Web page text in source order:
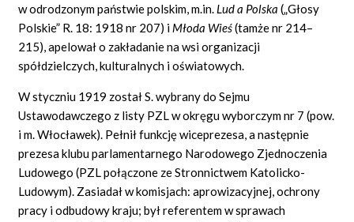
w odrodzonym państwie polskim, m.in. Lud a Polska („Głosy
Polskie” R. 18: 1918 nr 207) i Młoda Wieś(tamże nr 214–
215), apelował o zakładanie na wsi organizacji
spółdzielczych, kulturalnych i oświatowych.
W styczniu 1919 został S. wybrany do Sejmu
Ustawodawczego z listy PZL w okręgu wyborczym nr 7 (pow.
i m. Włocławek). Pełnił funkcję wiceprezesa, a następnie
prezesa klubu parlamentarnego Narodowego Zjednoczenia
Ludowego (PZL połączone ze Stronnictwem Katolicko-
Ludowym). Zasiadał w komisjach: aprowizacyjnej, ochrony
pracy i odbudowy kraju; był referentem w sprawach